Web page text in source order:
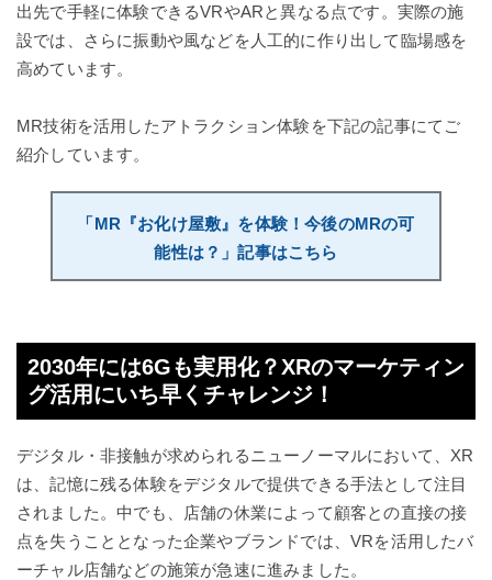
出先で手軽に体験できるVRやARと異なる点です。実際の施
設では、さらに振動や風などを人工的に作り出して臨場感を
高めています。
MR技術を活用したアトラクション体験を下記の記事にてご
紹介しています。
「MR『お化け屋敷』を体験！今後のMRの可
能性は？」記事はこちら
2030年には6Gも実用化？XRのマーケティン
グ活用にいち早くチャレンジ！
デジタル・非接触が求められるニューノーマルにおいて、XR
は、記憶に残る体験をデジタルで提供できる手法として注目
されました。中でも、店舗の休業によって顧客との直接の接
点を失うこととなった企業やブランドでは、VRを活用したバ
ーチャル店舗などの施策が急速に進みました。